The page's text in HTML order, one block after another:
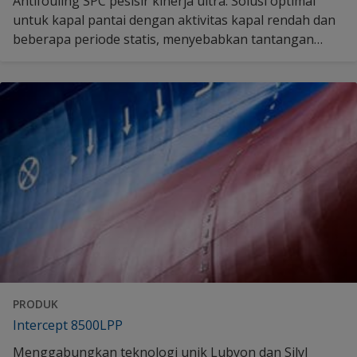
untuk kapal pantai dengan aktivitas kapal rendah dan
beberapa periode statis, menyebabkan tantangan
PRODUK
Intercept 8500LPP
Menggabungkan teknologi unik Lubyon dan Silyl